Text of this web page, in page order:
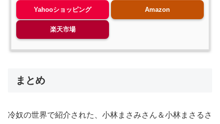
Yahooショッピング Amazon
楽天市場
まとめ
冷奴の世界で紹介された、小林まさみさん＆小林まさるさ